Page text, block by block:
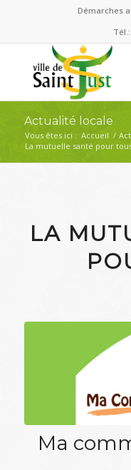
Démarches
Actualité locale
Vous êtes ici : Accueil /
La mutuelle santé pour
LA
Ma